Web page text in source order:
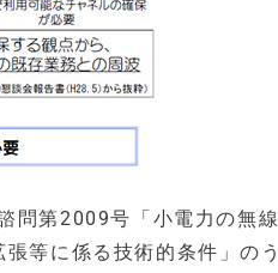
問第2009号「小電力の無
等に係る技術的条件」の